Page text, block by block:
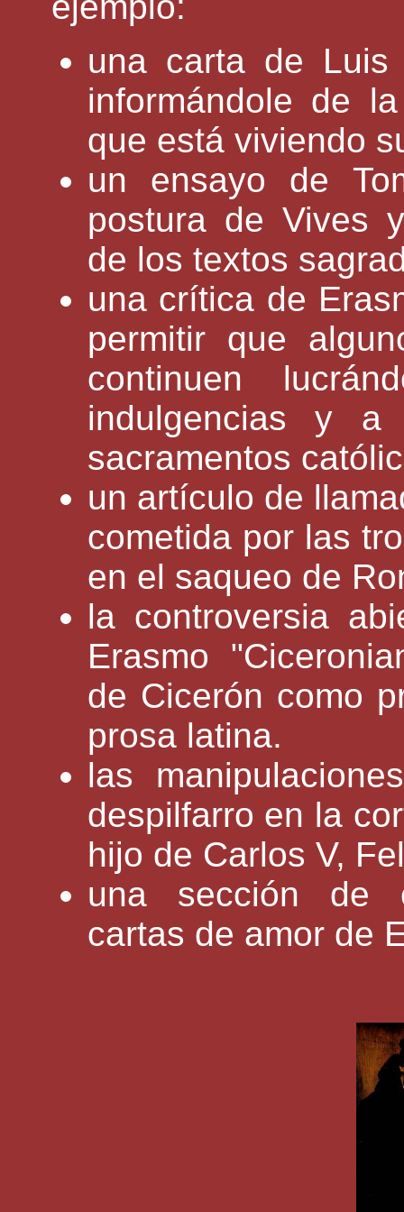
una carta de
informándole de
que está viviendo
un ensayo de
postura de Vives
de los textos
una crítica de
permitir que
continuen
indulgencias y
sacramentos
un artículo de
cometida por las
en el saqueo de
la controversia
Erasmo
de Cicerón como
prosa latina.
las
despilfarro en la
hijo de Carlos V,
una sección de
cartas de amor de